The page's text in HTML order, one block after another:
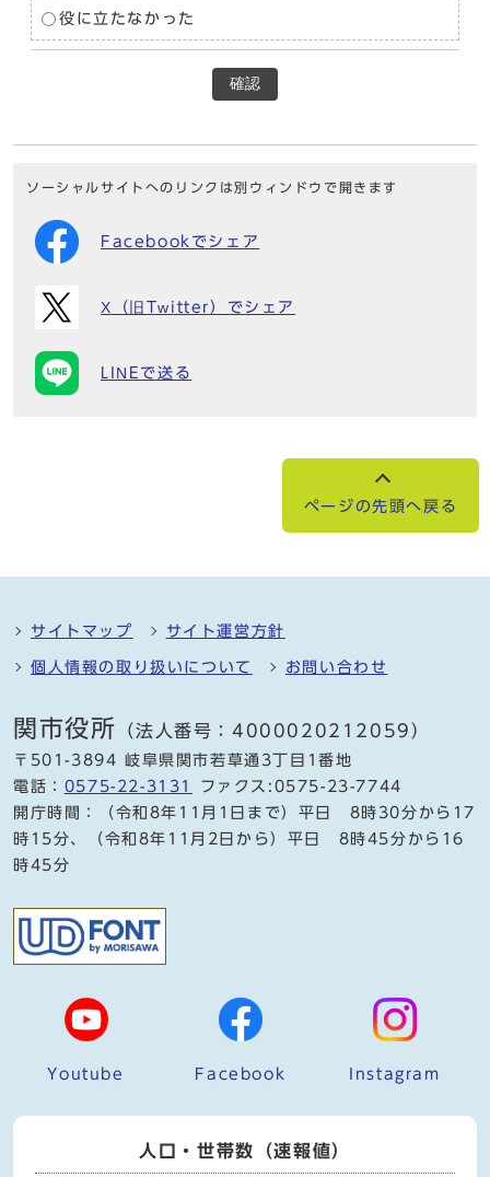
役に立たなかった
確認
ソーシャルサイトへのリンクは別ウィンドウで開きます
Facebookでシェア
X（旧Twitter）でシェア
LINEで送る
ページの先頭へ戻る
サイトマップ サイト運営方針
個人情報の取り扱いについて お問い合わせ
関市役所 （法人番号：4000020212059）
〒501-3894 岐阜県関市若草通3丁目1番地
電話： 0575-22-3131
ファクス:0575-23-7744
開庁時間：（令和8年11月1日まで）平日 8時30分から17
時15分、（令和8年11月2日から）平日 8時45分から16
時45分
Youtube Facebook Instagram
人口・世帯数（速報値）